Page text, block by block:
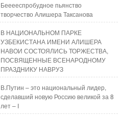
Бееееспробудное пьянство
творчество Алишера Таксанова
В НАЦИОНАЛЬНОМ ПАРКЕ
УЗБЕКИСТАНА ИМЕНИ АЛИШЕРА
НАВОИ СОСТОЯЛИСЬ ТОРЖЕСТВА,
ПОСВЯЩЕННЫЕ ВСЕНАРОДНОМУ
ПРАЗДНИКУ НАВРУЗ
В.Путин – это национальный лидер,
сделавший новую Россию великой за 8
лет – I